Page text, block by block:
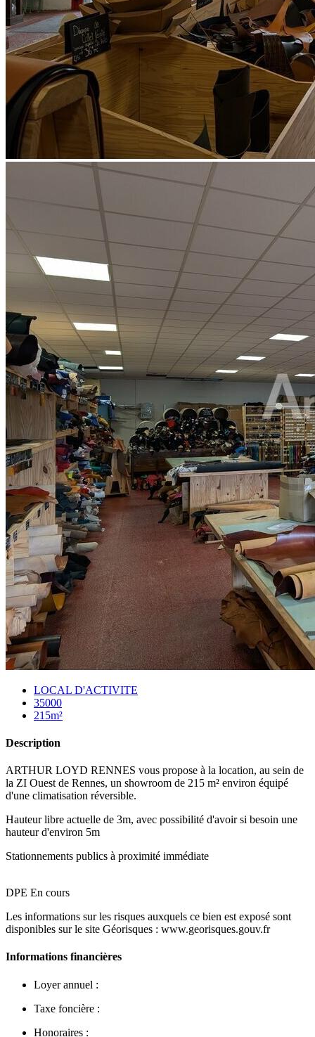
LOCAL D'ACTIVITE
35000
215m²
Description
ARTHUR LOYD RENNES vous propose à la location, au sein de
la ZI Ouest de Rennes, un showroom de 215 m² environ équipé
d'une climatisation réversible.
Hauteur libre actuelle de 3m, avec possibilité d'avoir si besoin une
hauteur d'environ 5m
Stationnements publics à proximité immédiate
DPE En cours
Les informations sur les risques auxquels ce bien est exposé sont
disponibles sur le site Géorisques : www.georisques.gouv.fr
Informations financières
Loyer annuel :
Taxe foncière :
Honoraires :